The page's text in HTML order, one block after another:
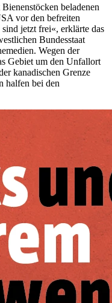
beladenen
vor den befreiten
jetzt frei«, erklärte das
Bundesstaat
Wegen der
Gebiet um den Unfallort
kanadischen Grenze
halfen bei den